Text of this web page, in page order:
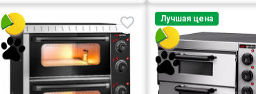
Лучшая цена